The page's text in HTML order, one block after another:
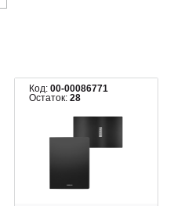
Код:00-00086771
Остаток:28